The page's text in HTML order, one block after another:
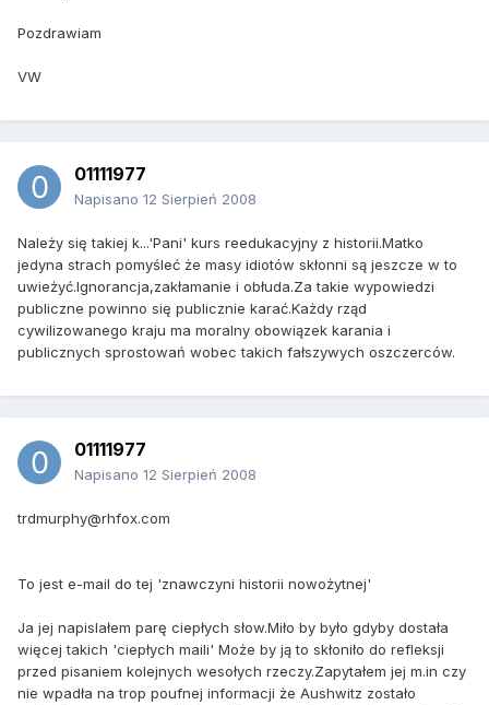
Pozdrawiam
VW
01111977
Napisano 12 Sierpień 2008
Należy się takiej k...'Pani' kurs reedukacyjny z historii.Matko
jedyna strach pomyśleć że masy idiotów skłonni są jeszcze w to
uwieżyć.Ignorancja,zakłamanie i obłuda.Za takie wypowiedzi
publiczne powinno się publicznie karać.Każdy rząd
cywilizowanego kraju ma moralny obowiązek karania i
publicznych sprostowań wobec takich fałszywych oszczerców.
01111977
Napisano 12 Sierpień 2008
trdmurphy@rhfox.com
To jest e-mail do tej 'znawczyni historii nowożytnej'
Ja jej napislałem parę ciepłych słow.Miło by było gdyby dostała
więcej takich 'ciepłych maili' Może by ją to skłoniło do refleksji
przed pisaniem kolejnych wesołych rzeczy.Zapytałem jej m.in czy
nie wpadła na trop poufnej informacji że Aushwitz zostało